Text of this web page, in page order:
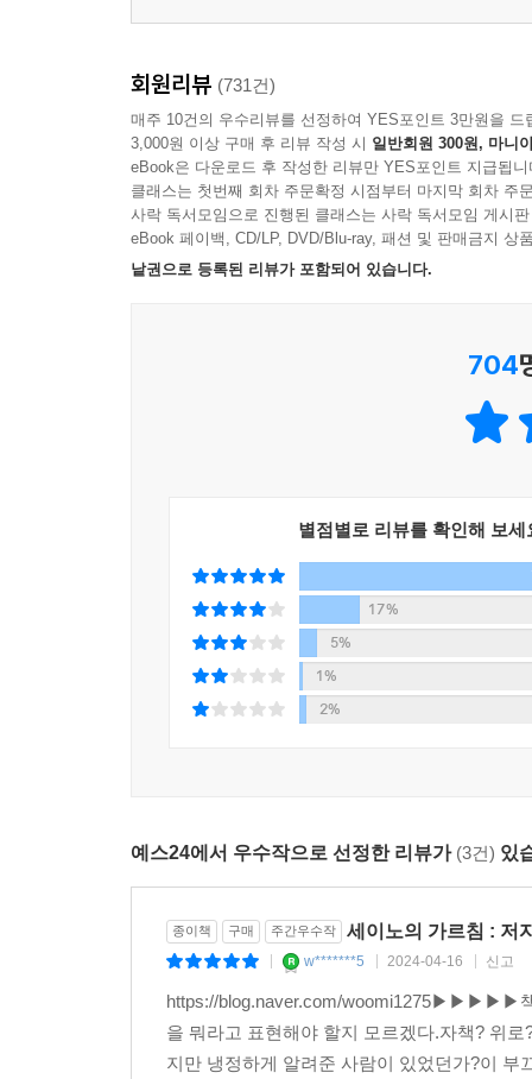
회원리뷰 (731건)
매주 10건의 우수리뷰를 선정하여 YES포인트 3만원을 드
3,000원 이상 구매 후 리뷰 작성 시 일반회원 300원, 마니
eBook은 다운로드 후 작성한 리뷰만 YES포인트 지급됩니
클래스는 첫번째 회차 주문확정 시점부터 마지막 회차 주
사락 독서모임으로 진행된 클래스는 사락 독서모임 게시
eBook 페이백, CD/LP, DVD/Blu-ray, 패션 및 판매금지 상
낱권으로 등록된 리뷰가 포함되어 있습니다.
704
별점별로 리뷰를 확인해 보세
17%
5%
1%
2%
예스24에서 우수작으로 선정한 리뷰가 (3건) 있
종이책 구매 주간우수작 세이노의 가르침 : 저
w*******5 2024-04-16 신고
https://blog.naver.com/woomi1275▶▶▶▶▶
을 뭐라고 표현해야 할지 모르겠다.자책? 위
지만 냉정하게 알려준 사람이 있었던가?이